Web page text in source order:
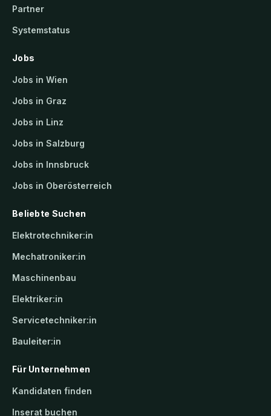
Partner
Systemstatus
Jobs
Jobs in Wien
Jobs in Graz
Jobs in Linz
Jobs in Salzburg
Jobs in Innsbruck
Jobs in Oberösterreich
Beliebte Suchen
Elektrotechniker:in
Mechatroniker:in
Maschinenbau
Elektriker:in
Servicetechniker:in
Bauleiter:in
Für Unternehmen
Kandidaten finden
Inserat buchen